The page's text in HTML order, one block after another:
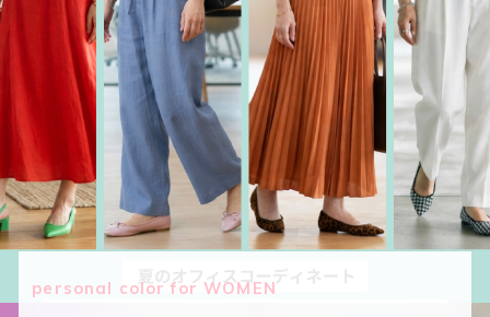
personal color for WOMEN
personal color for MEN
personal color for WOMEN
personal color for MEN
personal color for MEN
personal color for MEN